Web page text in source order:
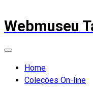
Webmuseu
Home
Coleções On-line